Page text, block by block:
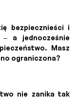
bezpiecznieści i
a jednocześnie
Masz
ograniczona?
nie zanika tak